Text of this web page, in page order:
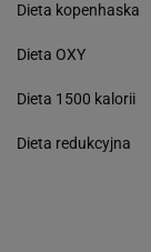
Dieta kopenhaska
Dieta OXY
Dieta 1500 kalorii
Dieta redukcyjna